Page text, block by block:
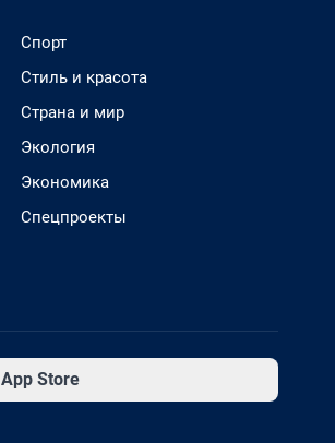
Спорт
Стиль и красота
Страна и мир
Экология
Экономика
Спецпроекты
App Store